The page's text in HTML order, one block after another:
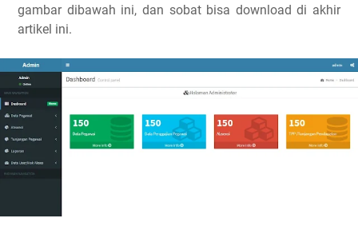
gambar dibawah ini, dan sobat bisa download di akhir
artikel ini.